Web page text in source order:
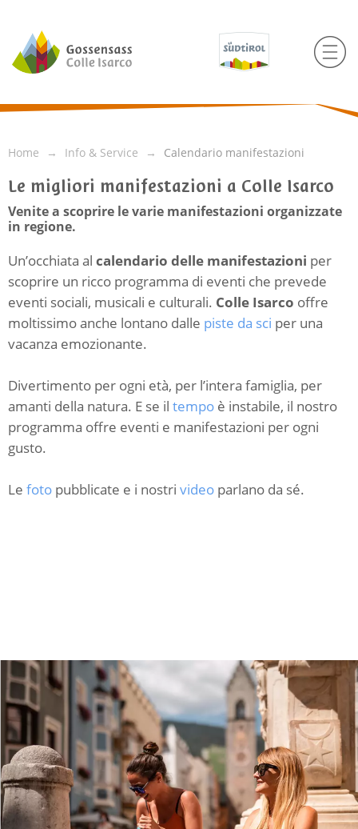
Home Info & Service Calendario manifestazioni
Le migliori manifestazioni a Colle Isarco
Venite a scoprire le varie manifestazioni organizzate
in regione.
Un’occhiata al calendario delle manifestazioni per
scoprire un ricco programma di eventi che prevede
eventi sociali, musicali e culturali. Colle Isarco offre
moltissimo anche lontano dalle piste da sci per una
vacanza emozionante.
Divertimento per ogni età, per l’intera famiglia, per
amanti della natura. E se il tempo è instabile, il nostro
programma offre eventi e manifestazioni per ogni
gusto.
Le foto pubblicate e i nostri video parlano da sé.